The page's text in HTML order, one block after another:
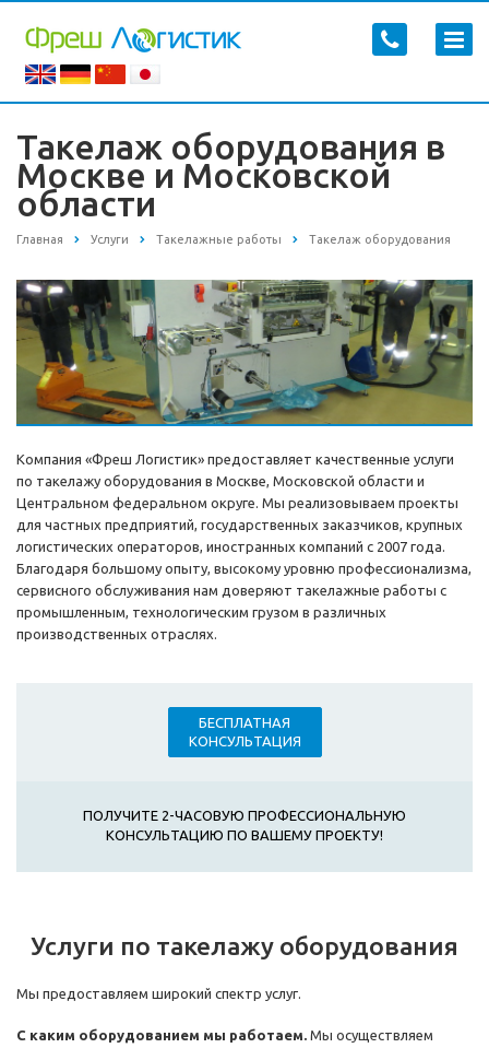
Такелаж оборудования в
Москве и Московской
области
Главная Услуги Такелажные работы Такелаж оборудования
Компания «Фреш Логистик» предоставляет качественные услуги
по такелажу оборудования в Москве, Московской области и
Центральном федеральном округе. Мы реализовываем проекты
для частных предприятий, государственных заказчиков, крупных
логистических операторов, иностранных компаний с 2007 года.
Благодаря большому опыту, высокому уровню профессионализма,
сервисного обслуживания нам доверяют такелажные работы с
промышленным, технологическим грузом в различных
производственных отраслях.
БЕСПЛАТНАЯ
КОНСУЛЬТАЦИЯ
ПОЛУЧИТЕ 2-ЧАСОВУЮ ПРОФЕССИОНАЛЬНУЮ
КОНСУЛЬТАЦИЮ ПО ВАШЕМУ ПРОЕКТУ!
Услуги по такелажу оборудования
Мы предоставляем широкий спектр услуг.
С каким оборудованием мы работаем. Мы осуществляем